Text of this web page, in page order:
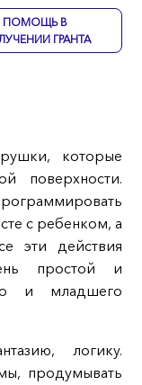
ПОМОЩЬ В
ГРАНТА
которые
поверхности.
с ребенком, а
эти действия
простой и
и младшего
логику.
продумывать